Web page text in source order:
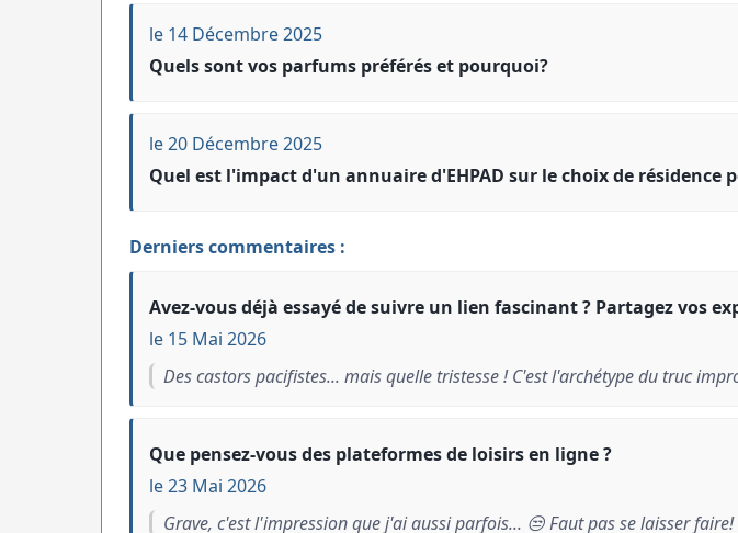
le 14 Décembre 2025
Quels sont vos parfums préférés et pourquoi?
le 20 Décembre 2025
Quel est l'impact d'un annuaire d'EHPAD sur le choix de résidence
Derniers commentaires :
Avez-vous déjà essayé de suivre un lien fascinant ? Partagez vos
le 15 Mai 2026
Des castors pacifistes... mais quelle tristesse ! C'est l'archétype du truc
Que pensez-vous des plateformes de loisirs en ligne ?
le 23 Mai 2026
Grave, c'est l'impression que j'ai aussi parfois... 😒 Faut pas se laisser faire!